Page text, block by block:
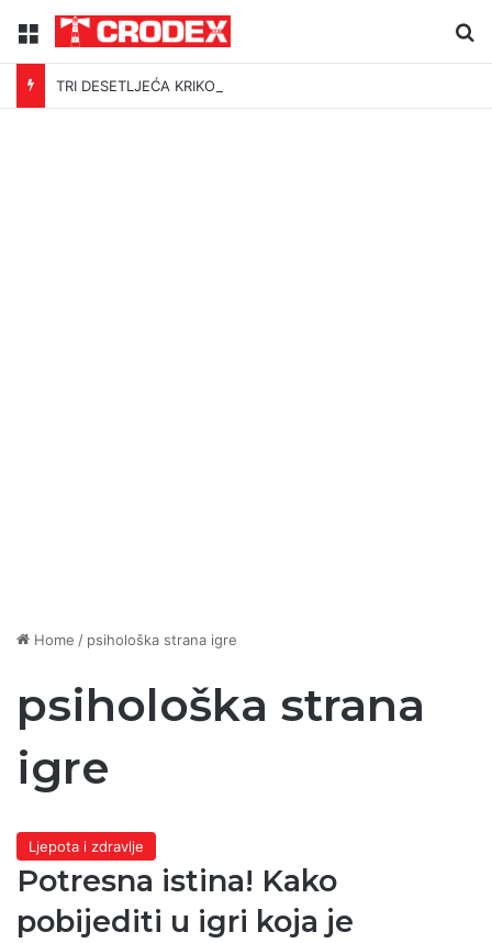
Menu
TRI DESETLJEĆA KRIKOVA OČAJNIKA
Home / psihološka strana igre
psihološka strana
igre
Ljepota i zdravlje
Potresna istina! Kako
pobijediti u igri koja je